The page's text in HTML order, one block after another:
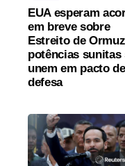
EUA esperam
em breve sobre
Estreito de
potências sunitas
unem em pacto de
defesa